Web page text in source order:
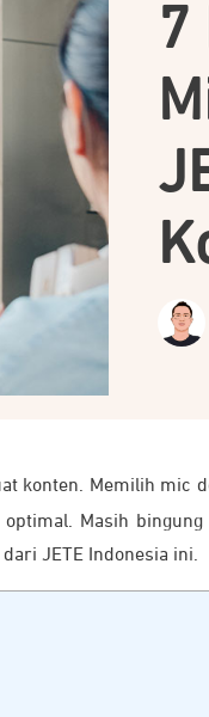
7
konten. Memilih mic
Masih
JETE Indonesia ini.